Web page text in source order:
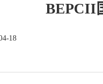
BEPCII
18